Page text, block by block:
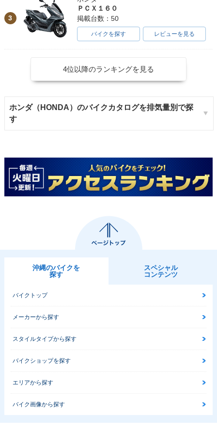
3
ＰＣＸ１６０
掲載台数：50
バイクを探す レビューを見る
4位以降のランキングを見る
ホンダ（HONDA）のバイクカタログを排気量別で探
す
沖縄のバイクを
探す
スペシャル
コンテンツ
バイクトップ
メーカーから探す
スタイルタイプから探す
バイクショップを探す
エリアから探す
バイク画像から探す